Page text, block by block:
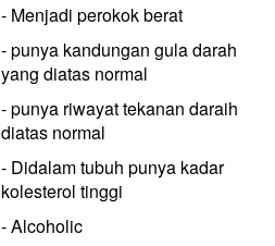
- Menjadi perokok berat
- punya kandungan gula darah
yang diatas normal
- punya riwayat tekanan daraih
diatas normal
- Didalam tubuh punya kadar
kolesterol tinggi
- Alcoholic